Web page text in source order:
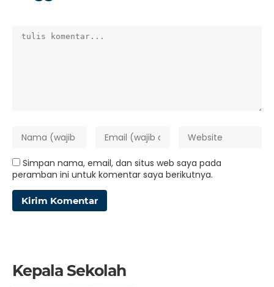
Simpan nama, email, dan situs web saya pada
peramban ini untuk komentar saya berikutnya.
Kepala Sekolah